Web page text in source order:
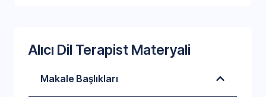
Alıcı Dil Terapist Materyali
Makale Başlıkları